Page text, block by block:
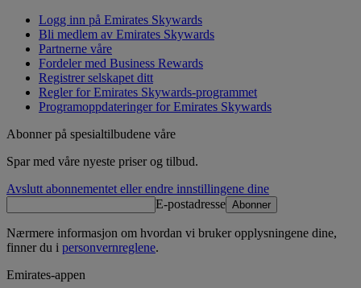
Logg inn på Emirates Skywards
Bli medlem av Emirates Skywards
Partnerne våre
Fordeler med Business Rewards
Registrer selskapet ditt
Regler for Emirates Skywards‑programmet
Programoppdateringer for Emirates Skywards
Abonner på spesialtilbudene våre
Spar med våre nyeste priser og tilbud.
Avslutt abonnementet eller endre innstillingene dine
E-postadresse Abonner
Nærmere informasjon om hvordan vi bruker opplysningene dine,
finner du i personvernreglene.
Emirates-appen